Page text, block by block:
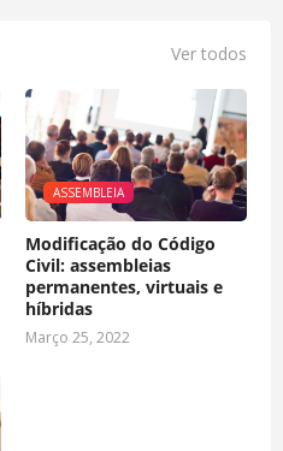
Ver todos
ASSEMBLEIA
Modificação do Código
Civil: assembleias
permanentes, virtuais e
híbridas
Março 25, 2022